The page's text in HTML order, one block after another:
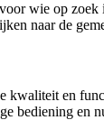
wie op
naar de
kwaliteit en
bediening en